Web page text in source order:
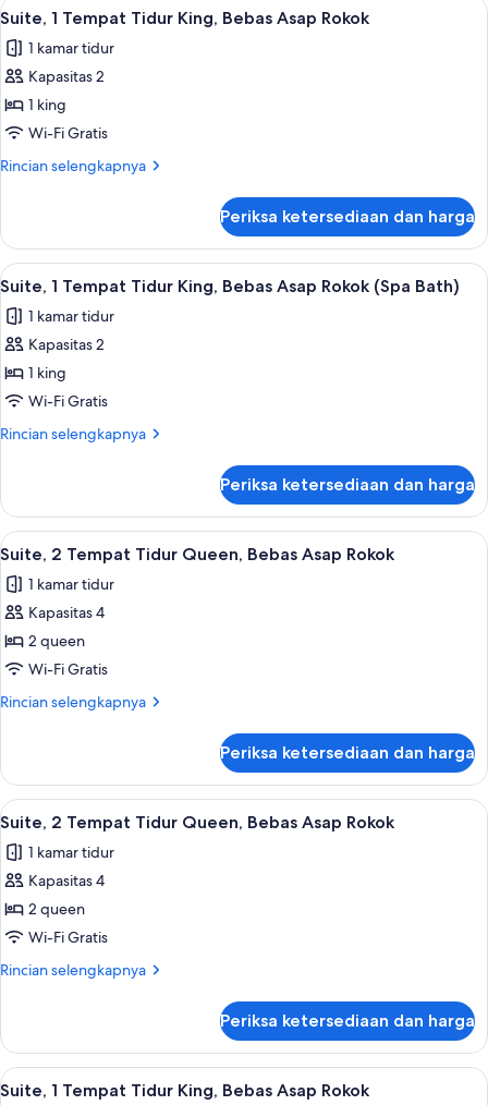
Rokok
Tempat
Queen,
Bebas
Rokok
Lihat
semua
foto
untuk
Suite,
1
Tempat
Bebas
Asap
Rokok
5
Suite, 1 Tempat Tidur King, Bebas Asap Rokok
1 kamar tidur
Kapasitas 2
1 king
Wi-Fi Gratis
Rincian selengkapnya
Rincian
Suite,
Tempat
King,
Bebas
Rokok
Periksa ketersediaan dan harga
Lihat
semua
foto
untuk
Suite,
1
Tempat
Bebas
Asap
Rokok
(Spa
Bath)
1 kamar tidur, meja kerja, ruang
4
Suite, 1 Tempat Tidur King, Bebas Asap Rokok (Spa Bath)
1 kamar tidur
Kapasitas 2
1 king
Wi-Fi Gratis
Rincian selengkapnya
Rincian
Suite,
Tempat
King,
Bebas
Rokok
(Spa
Periksa ketersediaan dan harga
Lihat
semua
foto
untuk
Suite,
2
Tempat
Bebas
Asap
Rokok
Suite, 2 Tempat Tidur Queen,
4
Suite, 2 Tempat Tidur Queen, Bebas Asap Rokok
1 kamar tidur
Kapasitas 4
2 queen
Wi-Fi Gratis
Rincian selengkapnya
Rincian
Suite,
Tempat
Queen,
Bebas
Rokok
Periksa ketersediaan dan harga
Lihat
semua
foto
untuk
Suite,
2
Tempat
Bebas
Asap
Rokok
Suite, 2 Tempat Tidur Queen,
5
Suite, 2 Tempat Tidur Queen, Bebas Asap Rokok
1 kamar tidur
Kapasitas 4
2 queen
Wi-Fi Gratis
Rincian selengkapnya
Rincian
Suite,
Tempat
Periksa ketersediaan dan harga
Lihat
1 kamar tidur, meja kerja, ruang
5
Suite, 1 Tempat Tidur King, Bebas Asap Rokok